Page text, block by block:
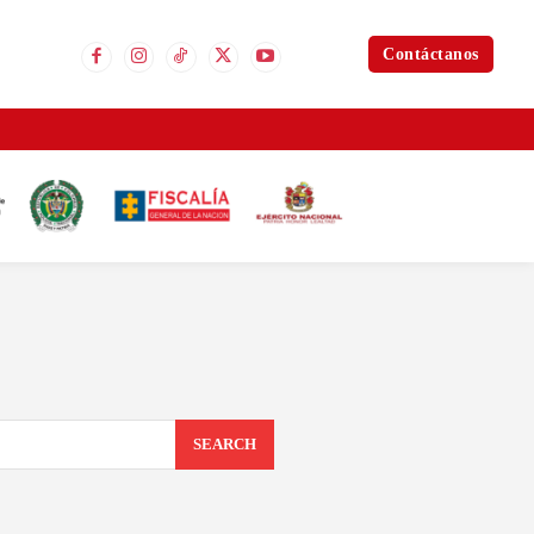
Contáctanos
SEARCH